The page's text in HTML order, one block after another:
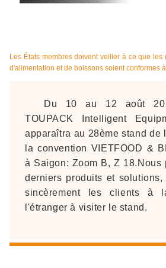
Les États membres doivent veiller à ce que les
d'alimentation et de boissons soient conformes
Du 10 au 12 août
TOUPACK Intelligent
apparaîtra au 28ème stand de
la convention VIETFOOD &
à Saigon: Zoom B, Z 18.Nous
derniers produits et
sincèrement les clients à
l'étranger à visiter le stand.